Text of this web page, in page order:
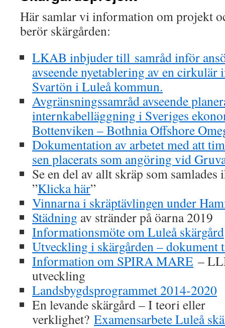
Här samlar vi information om projekt
berör skärgården:
LKAB inbjuder till samråd inför
avseende nyetablering av en
Svartön i Luleå kommun.
Avgränsningssamråd avseende
internkabelläggning i Sveriges
Bottenviken – Bothnia Offshore
Dokumentation av arbetet med att
sen placerats som angöring vid
Se en del av allt skräp som
”Klicka här”
Vinnarna i skräptävlingen under
Städning av stränder på öarna 2019
Informationsmöte om Luleå skärgård
Utveckling i skärgården – dokument
Information om SPIRA MARE –
utveckling
Landsbygdsprogrammet 2014-2020
En levande skärgård – I teori eller
verklighet? Examensarbete Luleå